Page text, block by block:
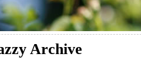
Archive